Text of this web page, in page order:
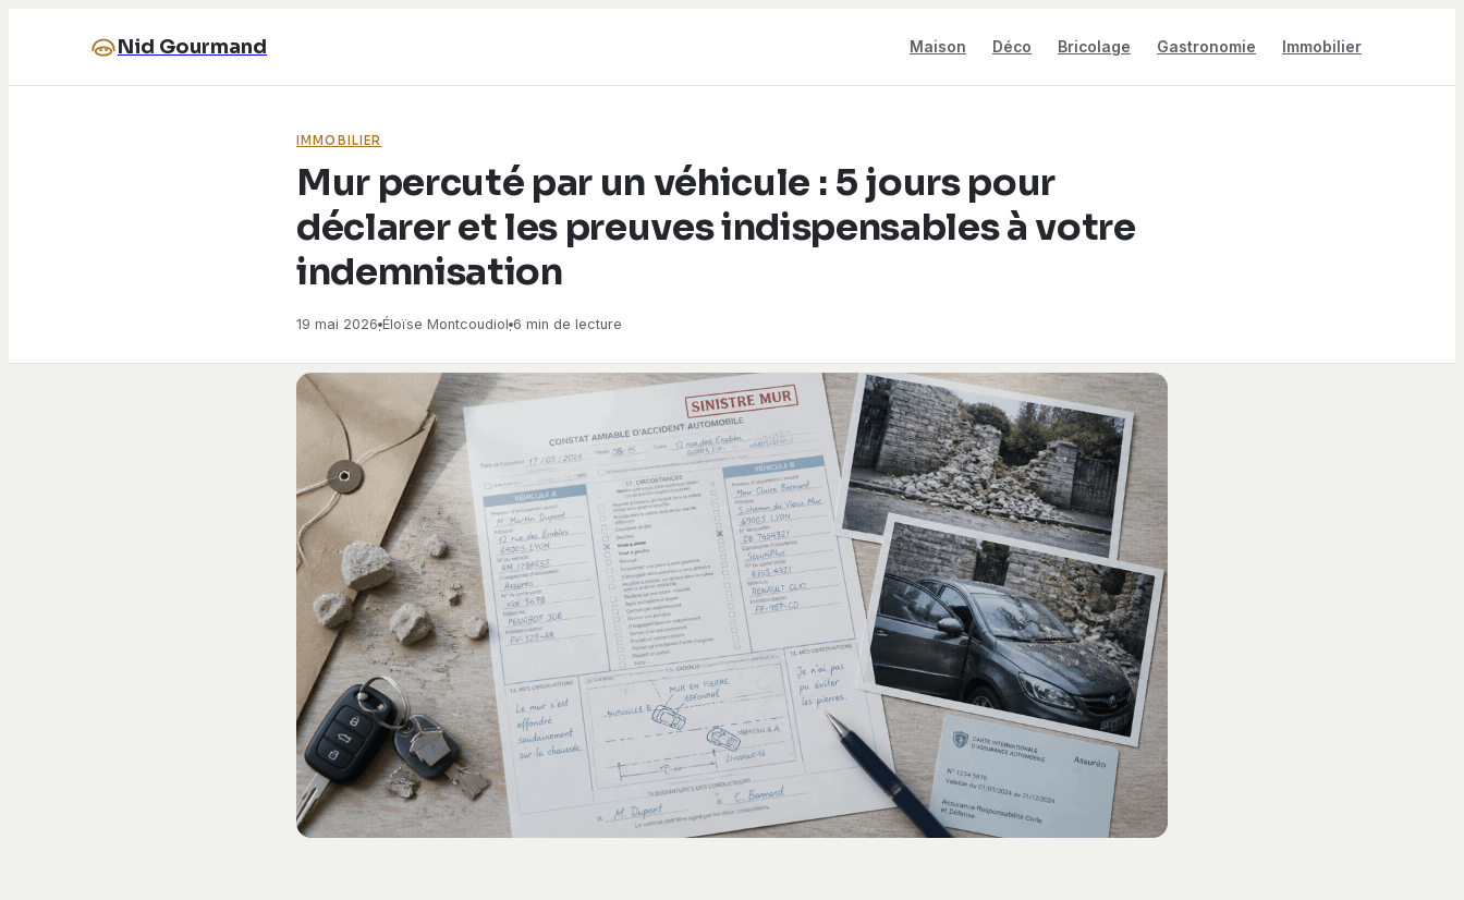
Nid Gourmand Maison Déco Bricolage Gastronomie Immobilier
IMMOBILIER
Mur percuté par un véhicule : 5 jours pour
déclarer et les preuves indispensables à votre
indemnisation
19 mai 2026·Éloïse Montcoudiol·6 min de lecture